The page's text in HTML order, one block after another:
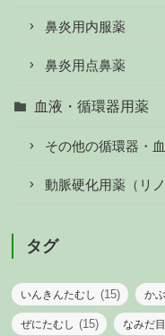
鼻炎用内服薬
鼻炎用点鼻薬
血液・循環器用薬
その他の循環器・
動脈硬化用薬（リ
タグ
いんきんたむし (15) か
ぜにたむし (15) なみだ目